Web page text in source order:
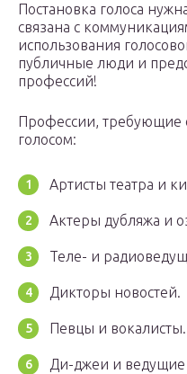
Постановка голоса
связана с
использования
публичные люди и
профессий!
Профессии, требующие
голосом:
Артисты театра и
Актеры дубляжа и
Теле- и
Дикторы новостей.
Певцы и вокалисты.
Ди-джеи и